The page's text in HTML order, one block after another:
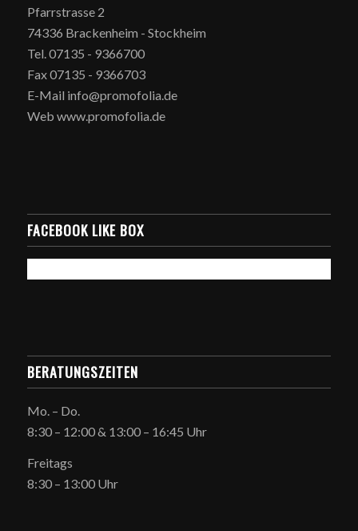
Pfarrstrasse 2
74336 Brackenheim - Stockheim
Tel. 07135 - 9366700
Fax 07135 - 9366703
E-Mail info@promofolia.de
Web www.promofolia.de
FACEBOOK LIKE BOX
BERATUNGSZEITEN
Mo. – Do.
8:30 – 12:00 & 13:00 – 16:45 Uhr
Freitags
8:30 – 13:00 Uhr